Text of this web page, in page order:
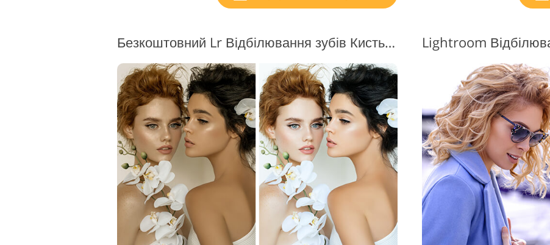
Безкоштовний Lr Відбілювання зубів Кисть #9 "Fashion"